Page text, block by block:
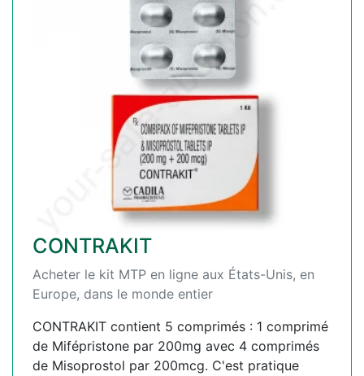
CONTRAKIT
Acheter le kit MTP en ligne aux États-Unis, en
Europe, dans le monde entier
CONTRAKIT contient 5 comprimés : 1 comprimé
de Mifépristone par 200mg avec 4 comprimés
de Misoprostol par 200mcg. C'est pratique